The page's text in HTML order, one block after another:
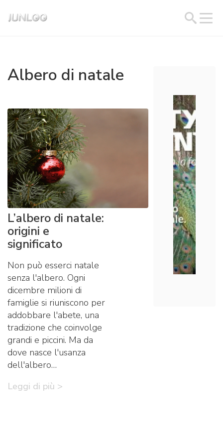
Albero di natale
L’albero di natale:
origini e
significato
Non può esserci natale
senza l'albero. Ogni
dicembre milioni di
famiglie si riuniscono per
addobbare l'abete, una
tradizione che coinvolge
grandi e piccini. Ma da
dove nasce l'usanza
dell'albero…
Leggi di più >